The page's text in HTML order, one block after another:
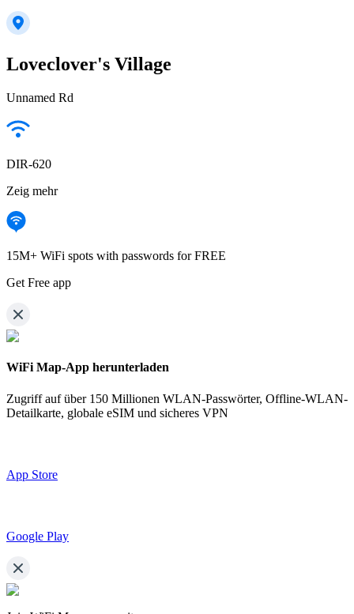
Loveclover's Village
Unnamed Rd
DIR-620
Zeig mehr
15M+ WiFi spots with passwords for FREE
Get Free app
WiFi Map-App herunterladen
Zugriff auf über 150 Millionen WLAN-Passwörter, Offline-WLAN-
Detailkarte, globale eSIM und sicheres VPN
App Store
Google Play